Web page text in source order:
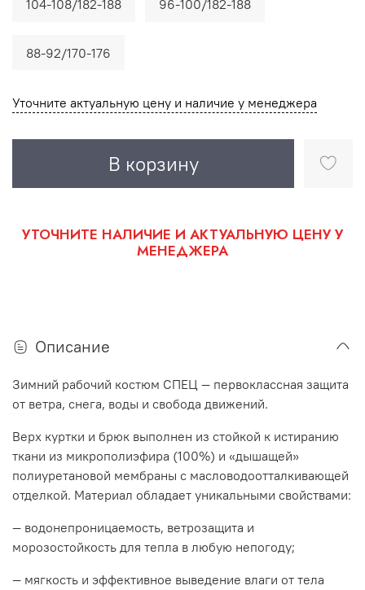
Уточните актуальную цену и наличие у менеджера
В корзину
104-108/182-188 96-100/182-188
88-92/170-176
УТОЧНИТЕ НАЛИЧИЕ И АКТУАЛЬНУЮ ЦЕНУ У
МЕНЕДЖЕРА
Описание
Зимний рабочий костюм СПЕЦ — первоклассная защита
от ветра, снега, воды и свобода движений.
Верх куртки и брюк выполнен из стойкой к истиранию
ткани из микрополиэфира (100%) и «дышащей»
полиуретановой мембраны с масловодоотталкивающей
отделкой. Материал обладает уникальными свойствами:
— водонепроницаемость, ветрозащита и
морозостойкость для тепла в любую непогоду;
— мягкость и эффективное выведение влаги от тела